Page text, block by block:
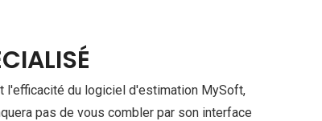
l'efficacité du logiciel d'estimation MySoft,
pas de vous combler par son interface